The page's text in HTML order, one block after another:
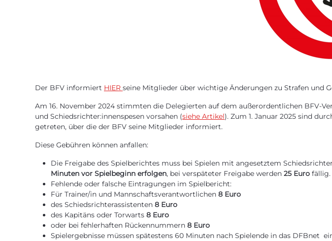
Der BFV informiert HIER seine Mitglieder über wichtige Änderungen zu Strafen und
Am 16. November 2024 stimmten die Delegierten auf dem außerordentlichen BFV-
und Schiedsrichter:innenspesen vorsahen (siehe Artikel). Zum 1. Januar 2025 sind
getreten, über die der BFV seine Mitglieder informiert.
Diese Gebühren können anfallen:
Die Freigabe des Spielberichtes muss bei Spielen mit angesetztem
Minuten vor Spielbeginn erfolgen, bei verspäteter Freigabe werden 25 Euro fällig.
Fehlende oder falsche Eintragungen im Spielbericht:
Für Trainer/in und Mannschaftsverantwortlichen 8 Euro
des Schiedsrichterassistenten 8 Euro
des Kapitäns oder Torwarts 8 Euro
oder bei fehlerhaften Rückennummern 8 Euro
Spielergebnisse müssen spätestens 60 Minuten nach Spielende in das DFBnet